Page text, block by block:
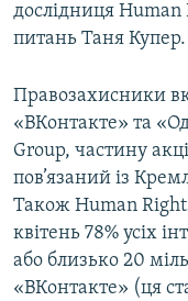
дослідниця Human
питань Таня Купер.
Правозахисники
«ВКонтакте» та
Group, частину
пов’язаний із
Також Human
квітень 78% усіх
або близько 20
«ВКонтакте» (ця